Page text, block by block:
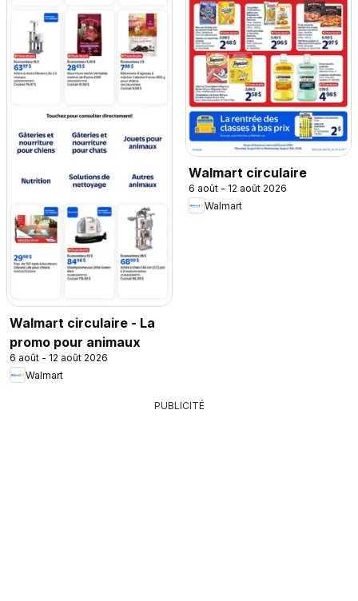
Walmart circulaire - La
promo pour animaux
6 août - 12 août 2026
Walmart
Walmart circulaire
6 août - 12 août 2026
Walmart
PUBLICITÉ